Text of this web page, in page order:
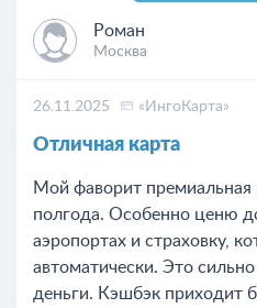
Роман
Москва
26.11.2025 «ИнгоКарта»
Отличная карта
Мой фаворит премиальная
полгода. Особенно ценю
аэропортах и страховку,
автоматически. Это
деньги. Кэшбэк приходит